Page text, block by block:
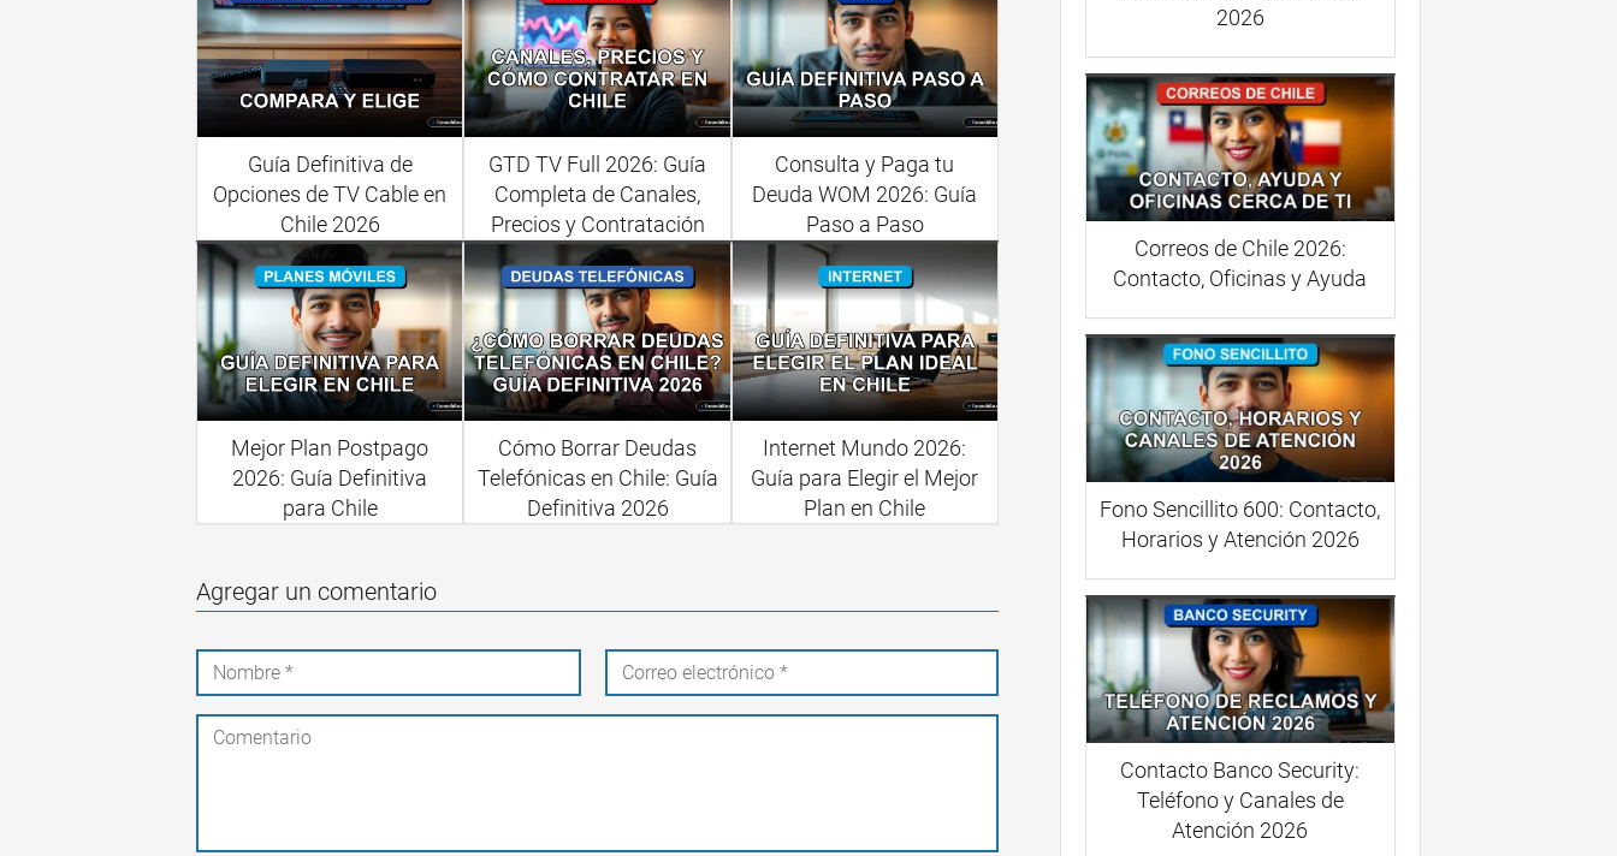
Guía Definitiva de
Opciones de TV Cable en
Chile 2026
GTD TV Full 2026: Guía
Completa de Canales,
Precios y Contratación
Consulta y Paga tu
Deuda WOM 2026: Guía
Paso a Paso
Mejor Plan Postpago
2026: Guía Definitiva
para Chile
Cómo Borrar Deudas
Telefónicas en Chile: Guía
Definitiva 2026
Internet Mundo 2026:
Guía para Elegir el Mejor
Plan en Chile
Agregar un comentario
2026
Correos de Chile 2026:
Contacto, Oficinas y Ayuda
Fono Sencillito 600: Contacto,
Horarios y Atención 2026
Contacto Banco Security:
Teléfono y Canales de
Atención 2026